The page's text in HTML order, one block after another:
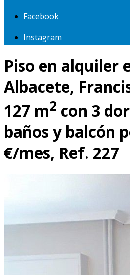
Facebook
Instagram
Piso en alquiler
Albacete,
127 m2 con 3
baños y balcón
€/mes, Ref. 227